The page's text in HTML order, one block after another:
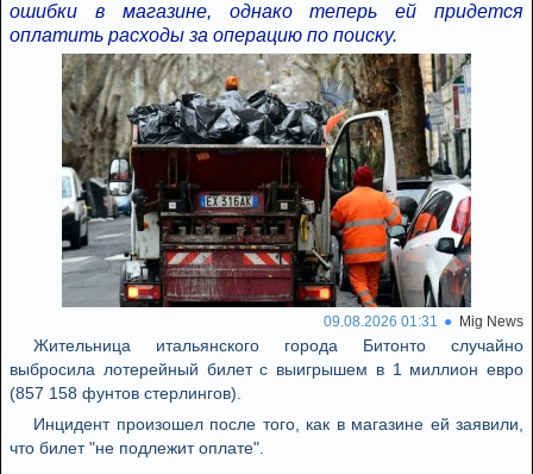
ошибки в магазине, однако теперь ей придется
оплатить расходы за операцию по поиску.
09.08.2026 01:31 Mig News
Жительница итальянского города Битонто случайно
выбросила лотерейный билет с выигрышем в 1 миллион евро
(857 158 фунтов стерлингов).
Инцидент произошел после того, как в магазине ей заявили,
что билет "не подлежит оплате".